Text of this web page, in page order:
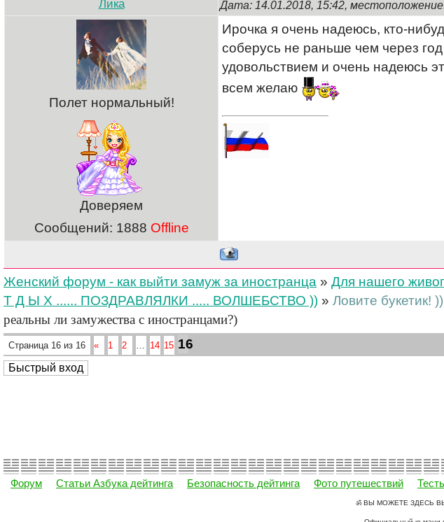
Лика Дата: 14.01.2018, 15:42,
Полет нормальный!
Доверяем
Сообщений: 1888 Offline
Ирочка я очень надеюсь, кто-
соберусь не раньше чем через
удовольствием и очень надеюсь
всем желаю
Женский форум - как выйти замуж за иностранца » Для нашего
Т Д Ы Х ...... ПОЗДРАВЛЯЛКИ ..... ВОЛШЕБСТВО )) » Ловите букетик!
реальны ли замужества с иностранцами?)
Страница 16 из 16 « 1 2 … 14 15 16
Форум Статьи Азбука дейтинга Безопасность дейтинга Фото путешествий
ॐ ВЫ МОЖЕТЕ ЗДЕСЬ